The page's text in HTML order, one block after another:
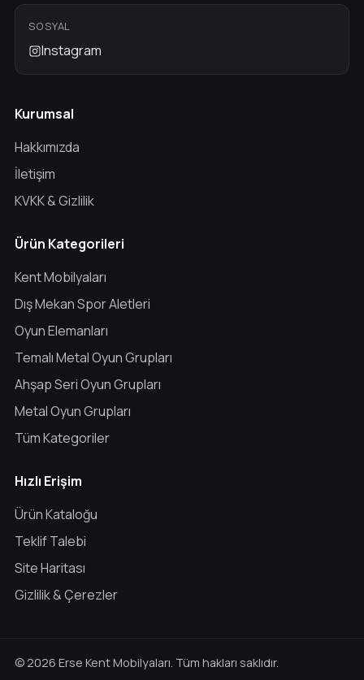
SOSYAL
Instagram
Kurumsal
Hakkımızda
İletişim
KVKK & Gizlilik
Ürün Kategorileri
Kent Mobilyaları
Dış Mekan Spor Aletleri
Oyun Elemanları
Temalı Metal Oyun Grupları
Ahşap Seri Oyun Grupları
Metal Oyun Grupları
Tüm Kategoriler
Hızlı Erişim
Ürün Kataloğu
Teklif Talebi
Site Haritası
Gizlilik & Çerezler
© 2026 Erse Kent Mobilyaları. Tüm hakları saklıdır.